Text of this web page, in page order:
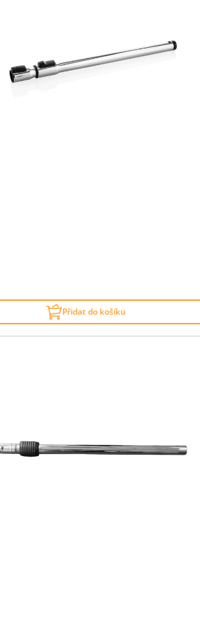
Přidat do košíku